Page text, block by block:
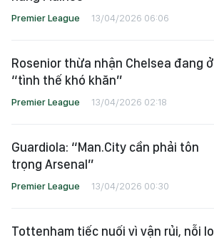
Premier League 13/04/2026 06:06
Rosenior thừa nhận Chelsea đang ở
“tình thế khó khăn”
Premier League 13/04/2026 02:18
Guardiola: “Man.City cần phải tôn
trọng Arsenal”
Premier League 13/04/2026 00:30
Tottenham tiếc nuối vì vận rủi, nỗi lo